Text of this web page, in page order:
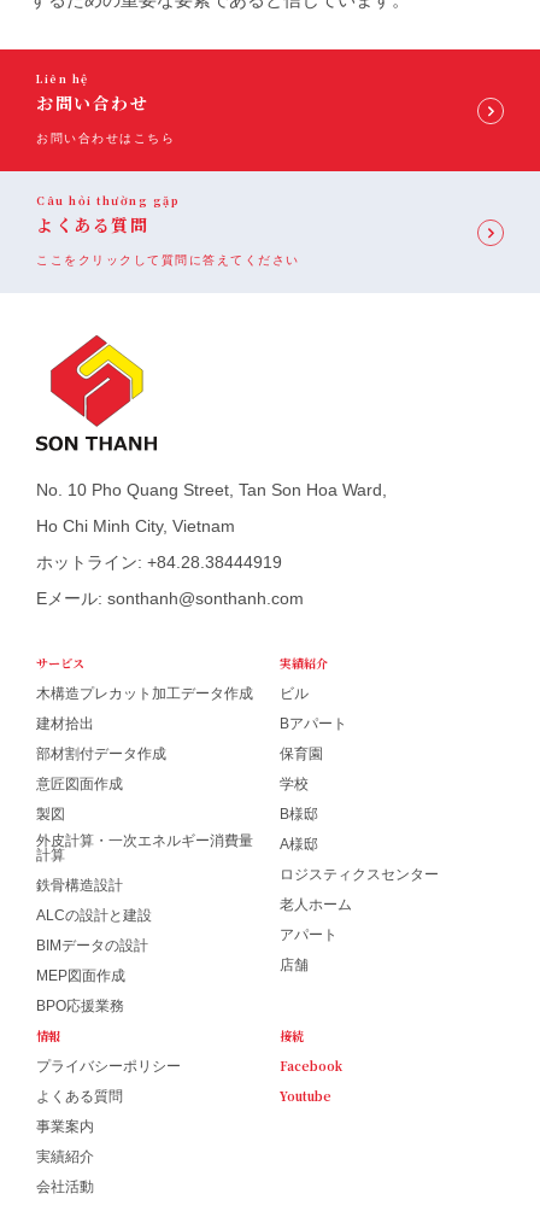
Liên hệ
お問い合わせ
お問い合わせはこちら
Câu hỏi thường gặp
よくある質問
ここをクリックして質問に答えてください
No. 10 Pho Quang Street, Tan Son Hoa Ward,
Ho Chi Minh City, Vietnam
ホットライン: +84.28.38444919
Eメール: sonthanh@sonthanh.com
サービス
木構造プレカット加工データ作成
建材拾出
部材割付データ作成
意匠図面作成
製図
外皮計算・一次エネルギー消費量
計算
鉄骨構造設計
ALCの設計と建設
BIMデータの設計
MEP図面作成
BPO応援業務
実績紹介
ビル
Bアパート
保育園
学校
B様邸
A様邸
ロジスティクスセンター
老人ホーム
アパート
店舗
情報
プライバシーポリシー
よくある質問
事業案内
実績紹介
会社活動
接続
Facebook
Youtube